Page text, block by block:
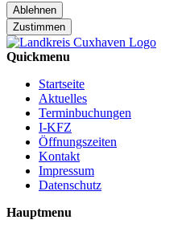
Ablehnen
Zustimmen
Quickmenu
Startseite
Aktuelles
Terminbuchungen
I-KFZ
Öffnungszeiten
Kontakt
Impressum
Datenschutz
Hauptmenu